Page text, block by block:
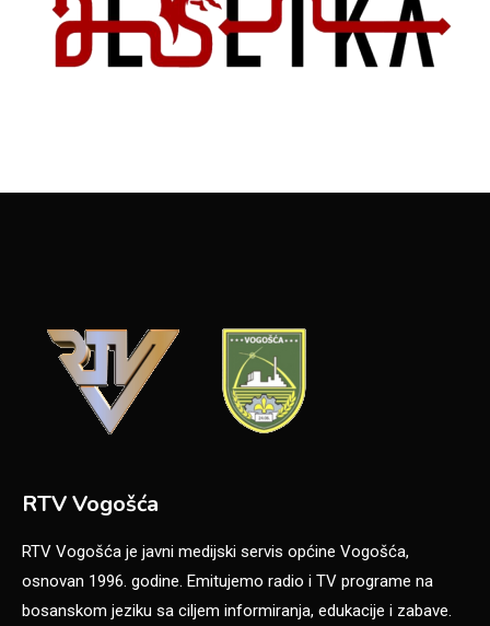
RTV Vogošća
RTV Vogošća je javni medijski servis općine Vogošća,
osnovan 1996. godine. Emitujemo radio i TV programe na
bosanskom jeziku sa ciljem informiranja, edukacije i zabave.